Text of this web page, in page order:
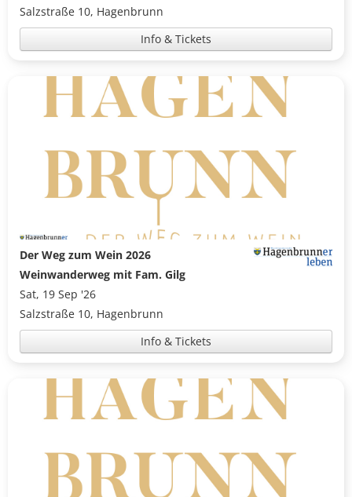
Salzstraße 10, Hagenbrunn
Info & Tickets
Der Weg zum Wein 2026
Weinwanderweg mit Fam. Gilg
Sat, 19 Sep '26
Salzstraße 10, Hagenbrunn
Info & Tickets